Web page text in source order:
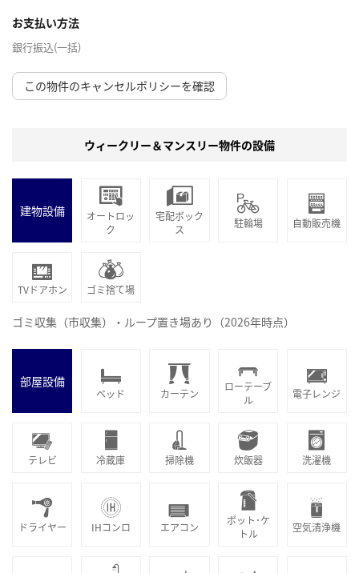
お支払い方法
銀行振込(一括)
この物件のキャンセルポリシーを確認
ウィークリー＆マンスリー物件の設備
建物設備
オートロッ
ク
宅配ボック
ス
駐輪場 自動販売機
TVドアホン ゴミ捨て場
ゴミ収集（市収集）・ループ置き場あり（2026年時点）
部屋設備
ベッド カーテン
ローテーブ
ル
電子レンジ
テレビ 冷蔵庫 掃除機 炊飯器 洗濯機
ドライヤー IHコンロ エアコン
ポット･ケ
トル
空気清浄機